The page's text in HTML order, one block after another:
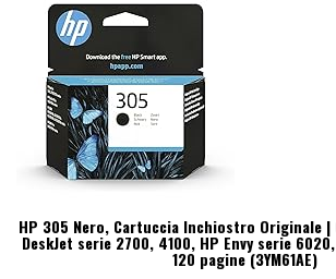
HP 305 Nero, Cartuccia Inchiostro Originale |
DeskJet serie 2700, 4100, HP Envy serie
120 pagine (3YM61AE)